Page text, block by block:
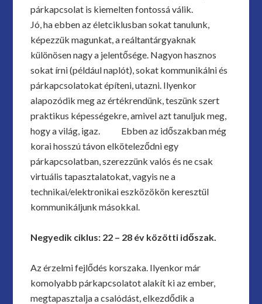
párkapcsolat is kiemelten fontossá válik.
Jó, ha ebben az életciklusban sokat tanulunk,
képezzük magunkat, a reáltantárgyaknak
különösen nagy a jelentősége. Nagyon hasznos
sokat írni (például naplót), sokat kommunikálni és
párkapcsolatokat építeni, utazni. Ilyenkor
alapozódik meg az értékrendünk, teszünk szert
praktikus képességekre, amivel azt tanuljuk meg,
hogy a világ, igaz. Ebben az időszakban még
korai hosszú távon elköteleződni egy
párkapcsolatban, szerezzünk valós és ne csak
virtuális tapasztalatokat, vagyis ne a
technikai/elektronikai eszközökön keresztül
kommunikáljunk másokkal.
Negyedik ciklus: 22 – 28 év közötti időszak.
Az érzelmi fejlődés korszaka. Ilyenkor már
komolyabb párkapcsolatot alakít ki az ember,
megtapasztalja a csalódást, elkezdődik a